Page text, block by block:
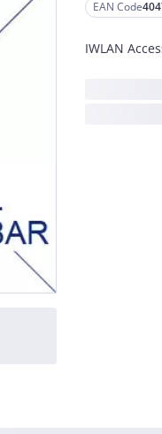
EAN Code
IWLAN